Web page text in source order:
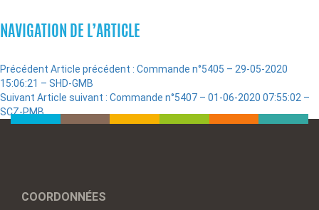
NAVIGATION DE L’ARTICLE
Précédent Article précédent : Commande n°5405 – 29-05-2020
15:06:21 – SHD-GMB
Suivant Article suivant : Commande n°5407 – 01-06-2020 07:55:02 –
SCZ-PMB
COORDONNÉES